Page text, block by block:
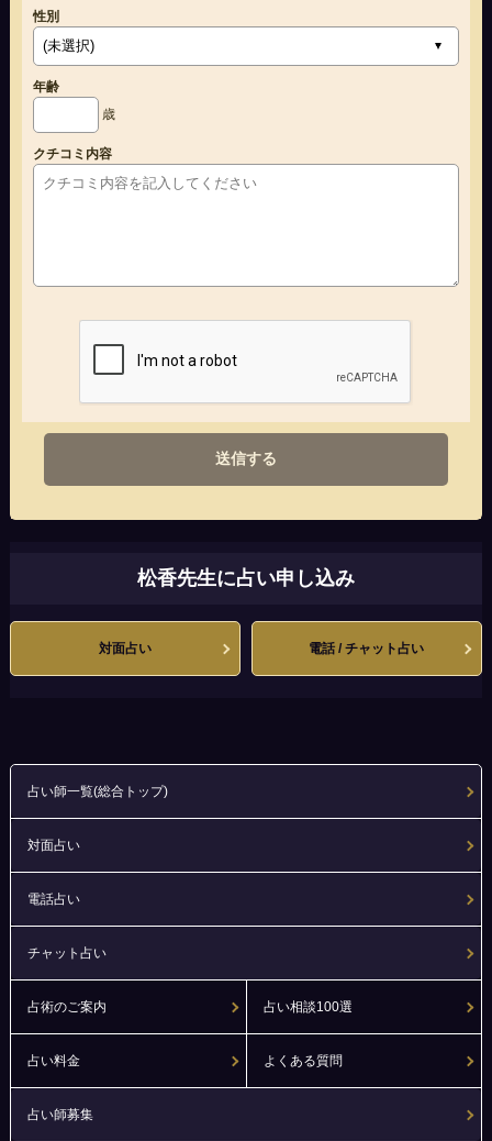
性別
年齢
歳
クチコミ内容
送信する
松香先生に占い申し込み
対面占い 電話 / チャット占い
占い師一覧(総合トップ)
対面占い
電話占い
チャット占い
占術のご案内 占い相談100選
占い料金 よくある質問
占い師募集